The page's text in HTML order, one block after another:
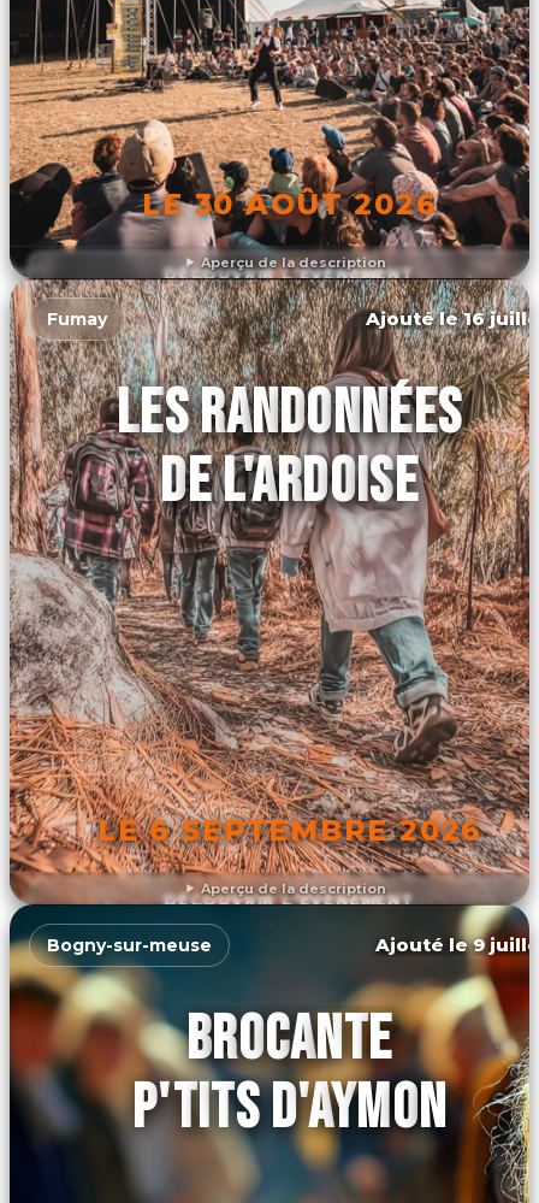
Aperçu de la description
LE 30 AOÛT 2026
DÉCOUVRIR L'ÉVÉNEMENT
Aperçu de la description
Fumay Ajouté le 16
LES RANDONNÉES
DE L'ARDOISE
LE 6 SEPTEMBRE 2026
DÉCOUVRIR L'ÉVÉNEMENT
Bogny-sur-meuse Ajouté le 9
BROCANTE
P'TITS D'AYMON